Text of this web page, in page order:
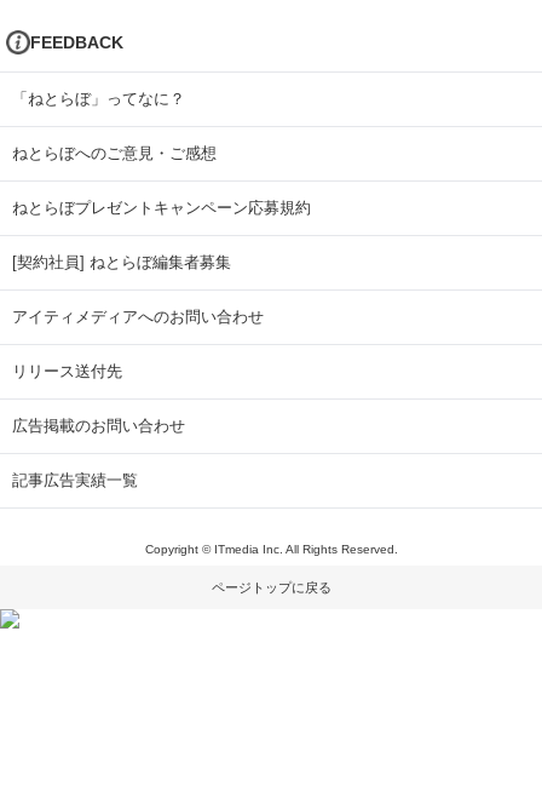
FEEDBACK
「ねとらぼ」ってなに？
ねとらぼへのご意見・ご感想
ねとらぼプレゼントキャンペーン応募規約
[契約社員] ねとらぼ編集者募集
アイティメディアへのお問い合わせ
リリース送付先
広告掲載のお問い合わせ
記事広告実績一覧
Copyright © ITmedia Inc. All Rights Reserved.
ページトップに戻る